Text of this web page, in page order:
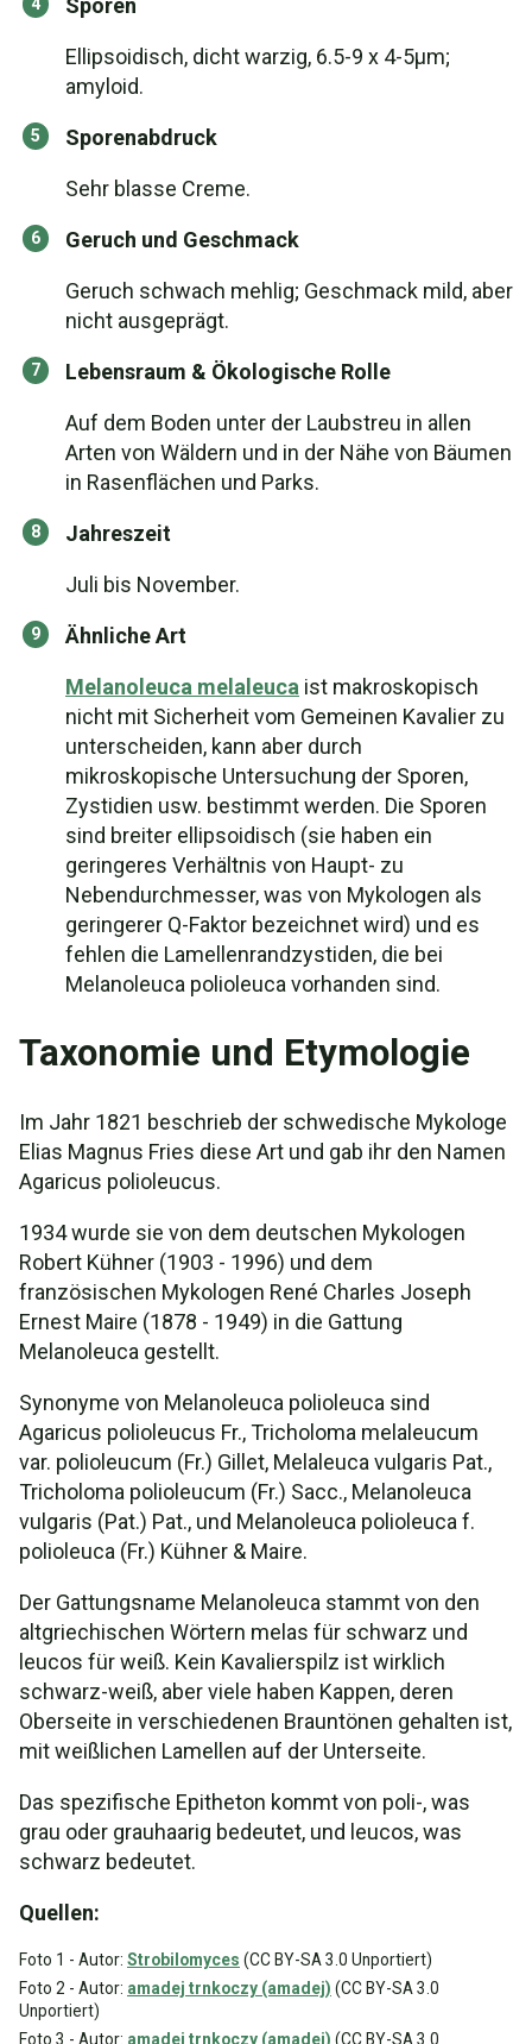
Sporen
Ellipsoidisch, dicht warzig, 6.5-9 x 4-5μm;
amyloid.
Sporenabdruck
Sehr blasse Creme.
Geruch und Geschmack
Geruch schwach mehlig; Geschmack mild, aber
nicht ausgeprägt.
Lebensraum & Ökologische Rolle
Auf dem Boden unter der Laubstreu in allen
Arten von Wäldern und in der Nähe von Bäumen
in Rasenflächen und Parks.
Jahreszeit
Juli bis November.
Ähnliche Art
Melanoleuca melaleuca ist makroskopisch
nicht mit Sicherheit vom Gemeinen Kavalier zu
unterscheiden, kann aber durch
mikroskopische Untersuchung der Sporen,
Zystidien usw. bestimmt werden. Die Sporen
sind breiter ellipsoidisch (sie haben ein
geringeres Verhältnis von Haupt- zu
Nebendurchmesser, was von Mykologen als
geringerer Q-Faktor bezeichnet wird) und es
fehlen die Lamellenrandzystiden, die bei
Melanoleuca polioleuca vorhanden sind.
Taxonomie und Etymologie
Im Jahr 1821 beschrieb der schwedische Mykologe
Elias Magnus Fries diese Art und gab ihr den Namen
Agaricus polioleucus.
1934 wurde sie von dem deutschen Mykologen
Robert Kühner (1903 - 1996) und dem
französischen Mykologen René Charles Joseph
Ernest Maire (1878 - 1949) in die Gattung
Melanoleuca gestellt.
Synonyme von Melanoleuca polioleuca sind
Agaricus polioleucus Fr., Tricholoma melaleucum
var. polioleucum (Fr.) Gillet, Melaleuca vulgaris Pat.,
Tricholoma polioleucum (Fr.) Sacc., Melanoleuca
vulgaris (Pat.) Pat., und Melanoleuca polioleuca f.
polioleuca (Fr.) Kühner & Maire.
Der Gattungsname Melanoleuca stammt von den
altgriechischen Wörtern melas für schwarz und
leucos für weiß. Kein Kavalierspilz ist wirklich
schwarz-weiß, aber viele haben Kappen, deren
Oberseite in verschiedenen Brauntönen gehalten ist,
mit weißlichen Lamellen auf der Unterseite.
Das spezifische Epitheton kommt von poli-, was
grau oder grauhaarig bedeutet, und leucos, was
schwarz bedeutet.
Quellen:
Foto 1 - Autor: Strobilomyces (CC BY-SA 3.0 Unportiert)
Foto 2 - Autor: amadej trnkoczy (amadej) (CC BY-SA 3.0
Unportiert)
Foto 3 - Autor: amadej trnkoczy (amadej) (CC BY-SA 3.0